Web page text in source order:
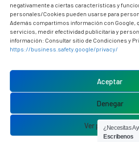
negativamente a ciertas características y
personales/Cookies pueden usarse para
Además compartimos información con Google,
servicios, medir efectividad publicitaria y
información: Consultar sitio de Condiciones y
https://business.safety.google/privacy/
Aceptar
Denegar
Ver preferencias
Política de cookies (UE)
Política de
¿Necesitas
Escribenos